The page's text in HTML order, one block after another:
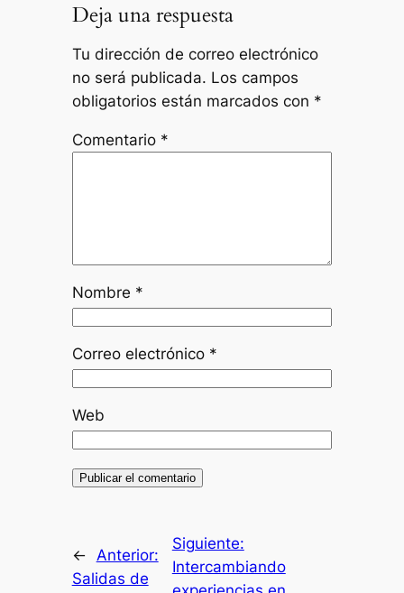
Deja una respuesta
Tu dirección de correo electrónico
no será publicada. Los campos
obligatorios están marcados con *
Comentario *
Nombre *
Correo electrónico *
Web
←
Anterior:
Salidas de
Siguiente:
Intercambiando